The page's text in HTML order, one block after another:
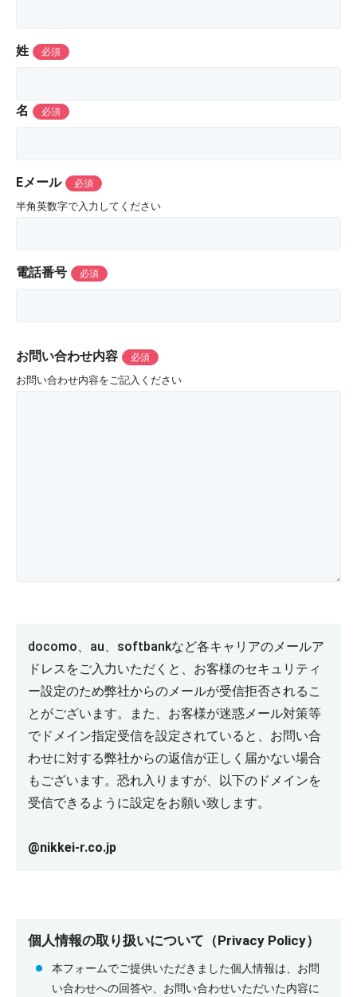
姓
名
Eメール
半角英数字で入力してください
電話番号
お問い合わせ内容
お問い合わせ内容をご記入ください
docomo、au、softbankなど各キャリアのメールア
ドレスをご入力いただくと、お客様のセキュリティ
ー設定のため弊社からのメールが受信拒否されるこ
とがございます。また、お客様が迷惑メール対策等
でドメイン指定受信を設定されていると、お問い合
わせに対する弊社からの返信が正しく届かない場合
もございます。恐れ入りますが、以下のドメインを
受信できるように設定をお願い致します。
@nikkei-r.co.jp
個人情報の取り扱いについて（Privacy Policy）
本フォームでご提供いただきました個人情報は、お問
い合わせへの回答や、お問い合わせいただいた内容に